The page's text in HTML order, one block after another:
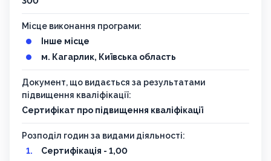
Місце виконання програми:
Інше місце
м. Кагарлик, Київська область
Документ, що видається за результатами
підвищення кваліфікації:
Сертифікат про підвищення кваліфікації
Розподіл годин за видами діяльності:
Сертифікація - 1,00